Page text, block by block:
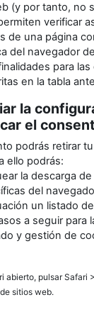
(y por tanto, no
verificar
de una página
del navegador
para
en la tabla
la
el
podrás retirar
ello podrás:
la descarga
del
un listado
a seguir para
y gestión de
abierto, pulsar Safari
sitios web.